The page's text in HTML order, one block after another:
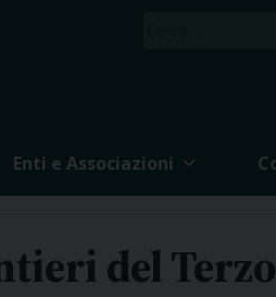
Enti e Associazioni
del